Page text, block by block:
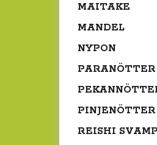
MAITAKE
MANDEL
NYPON
PARANÖTTER
PINJENÖTTER
REISHI SVAMP